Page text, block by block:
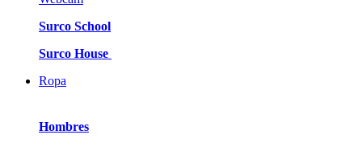
Surco School
Surco House
Ropa
Hombres